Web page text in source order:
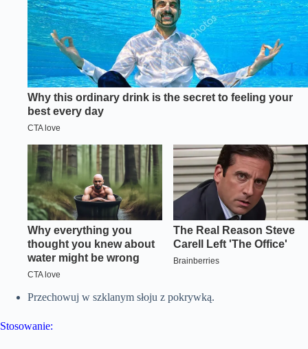
Przechowuj w szklanym słoju z pokrywką.
Stosowanie: